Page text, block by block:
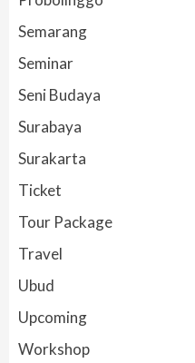
Semarang
Seminar
Seni Budaya
Surabaya
Surakarta
Ticket
Tour Package
Travel
Ubud
Upcoming
Workshop